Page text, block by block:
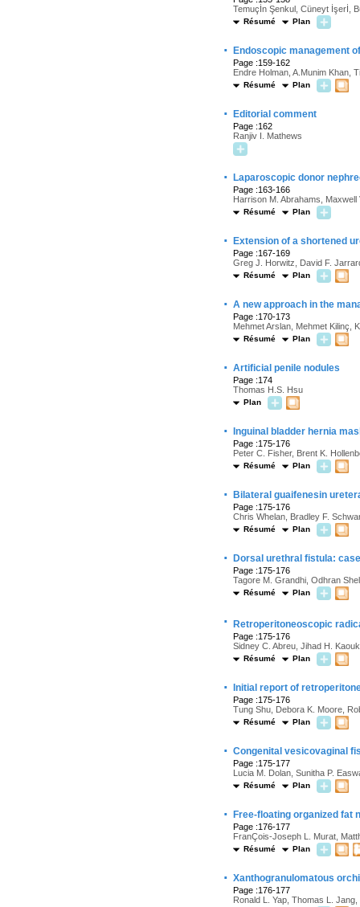
Temuçİn Şenkul, Cüneyt İşerİ,
Résumé Plan
· Endoscopic management
Page :159-162
Endre Holman, A.Munim Khan,
Résumé Plan
· Editorial comment
Page :162
Ranjiv I. Mathews
· Laparoscopic donor
Page :163-166
Harrison M. Abrahams,
Résumé Plan
· Extension of a shortened
Page :167-169
Greg J. Horwitz, David F.
Résumé Plan
· A new approach in the
Page :170-173
Mehmet Arslan, Mehmet Kilinç,
Résumé Plan
· Artificial penile nodules
Page :174
Thomas H.S. Hsu
Plan
· Inguinal bladder hernia
Page :175-176
Peter C. Fisher, Brent K.
Résumé Plan
· Bilateral guaifenesin
Page :175-176
Chris Whelan, Bradley F.
Résumé Plan
· Dorsal urethral fistula:
Page :175-176
Tagore M. Grandhi, Odhran
Résumé Plan
· Retroperitoneoscopic
Page :175-176
Sidney C. Abreu, Jihad H.
Résumé Plan
· Initial report of
Page :175-176
Tung Shu, Debora K. Moore,
Résumé Plan
· Congenital vesicovaginal
Page :175-177
Lucia M. Dolan, Sunitha P.
Résumé Plan
· Free-floating organized fat
Page :176-177
FranÇois-Joseph L. Murat,
Résumé Plan
· Xanthogranulomatous
Page :176-177
Ronald L. Yap, Thomas L.